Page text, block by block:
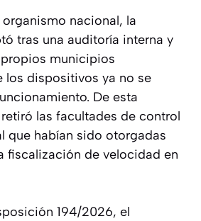
nacional, la
tras una auditoría interna y
municipios
los dispositivos ya no se
De esta
retiró las facultades de control
que habían sido otorgadas
fiscalización de velocidad en
194/2026, el